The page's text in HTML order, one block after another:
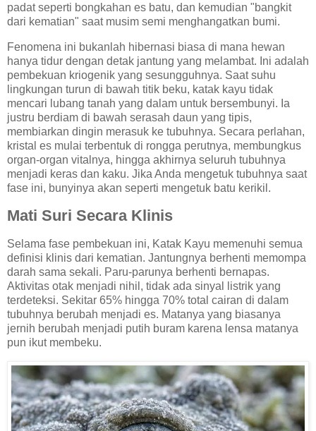
padat seperti bongkahan es batu, dan kemudian "bangkit
dari kematian" saat musim semi menghangatkan bumi.
Fenomena ini bukanlah hibernasi biasa di mana hewan
hanya tidur dengan detak jantung yang melambat. Ini adalah
pembekuan kriogenik yang sesungguhnya. Saat suhu
lingkungan turun di bawah titik beku, katak kayu tidak
mencari lubang tanah yang dalam untuk bersembunyi. Ia
justru berdiam di bawah serasah daun yang tipis,
membiarkan dingin merasuk ke tubuhnya. Secara perlahan,
kristal es mulai terbentuk di rongga perutnya, membungkus
organ-organ vitalnya, hingga akhirnya seluruh tubuhnya
menjadi keras dan kaku. Jika Anda mengetuk tubuhnya saat
fase ini, bunyinya akan seperti mengetuk batu kerikil.
Mati Suri Secara Klinis
Selama fase pembekuan ini, Katak Kayu memenuhi semua
definisi klinis dari kematian. Jantungnya berhenti memompa
darah sama sekali. Paru-parunya berhenti bernapas.
Aktivitas otak menjadi nihil, tidak ada sinyal listrik yang
terdeteksi. Sekitar 65% hingga 70% total cairan di dalam
tubuhnya berubah menjadi es. Matanya yang biasanya
jernih berubah menjadi putih buram karena lensa matanya
pun ikut membeku.